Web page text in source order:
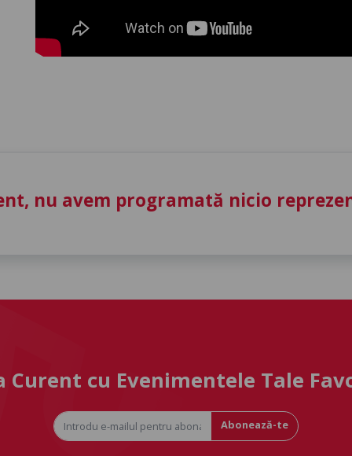
nu avem programată nicio
Curent cu Evenimentele Tale
Abonează-te